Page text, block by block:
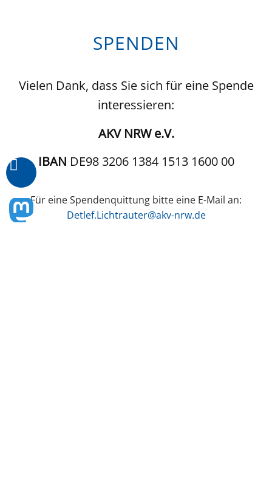
SPENDEN
Vielen Dank, dass Sie sich für eine Spende
interessieren:
AKV NRW e.V.
IBAN DE98 3206 1384 1513 1600 00
Für eine Spendenquittung bitte eine E-Mail an:
Detlef.Lichtrauter@akv-nrw.de